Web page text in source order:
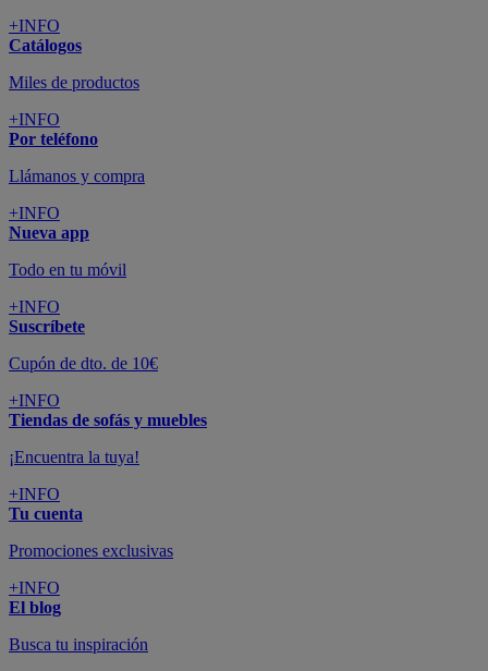
+INFO
Catálogos
Miles de productos
+INFO
Por teléfono
Llámanos y compra
+INFO
Nueva app
Todo en tu móvil
+INFO
Suscríbete
Cupón de dto. de 10€
+INFO
Tiendas de sofás y muebles
¡Encuentra la tuya!
+INFO
Tu cuenta
Promociones exclusivas
+INFO
El blog
Busca tu inspiración